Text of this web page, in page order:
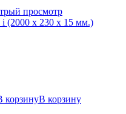
просмотр
i (2000 x 230 x 15 мм.)
В корзину